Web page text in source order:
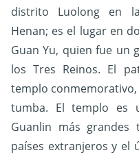
distrito Luolong en
Henan; es el lugar en
Guan Yu, quien fue un
los Tres Reinos. El
templo
tumba. El templo es
Guanlin más
países extranjeros y el